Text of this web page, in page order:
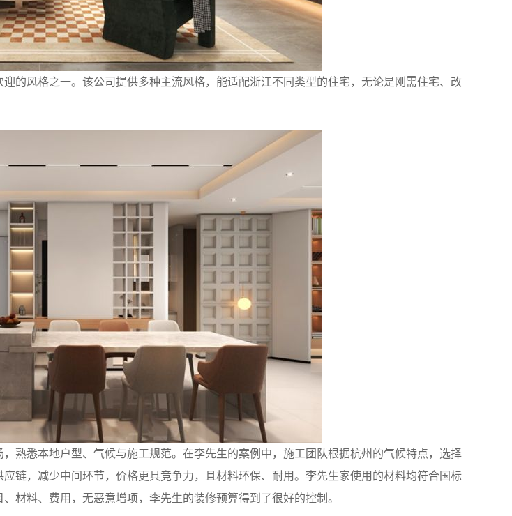
的风格之一。该公司提供多种主流风格，能适配浙江不同类型的住宅，无论是刚需住宅、改
熟悉本地户型、气候与施工规范。在李先生的案例中，施工团队根据杭州的气候特点，选择
链，减少中间环节，价格更具竞争力，且材料环保、耐用。李先生家使用的材料均符合国标
材料、费用，无恶意增项，李先生的装修预算得到了很好的控制。